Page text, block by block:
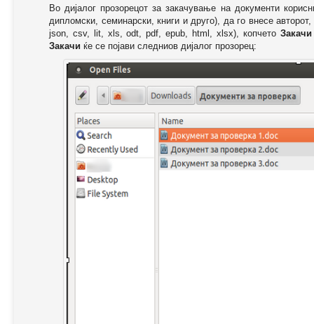
Во дијалог прозорецот за закачување на документи
дипломски, семинарски, книги и друго), да го внесе
json, csv, lit, xls, odt, pdf, epub, html, xlsx), копчето Закачи
Закачи ќе се појави следниов дијалог прозорец: